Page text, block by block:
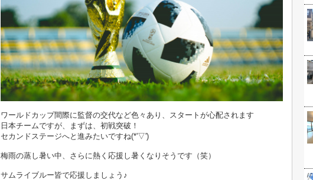
ワールドカップ間際に監督の交代など色々あり、スタートが心配されます
日本チームですが、まずは、初戦突破！
セカンドステージへと進みたいですね(*'▽')
梅雨の蒸し暑い中、さらに熱く応援し暑くなりそうです（笑）
サムライブルー皆で応援しましょう♪